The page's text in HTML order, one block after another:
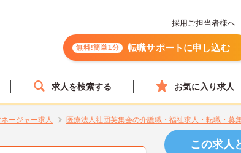
採用ご担当者様へ
無料!簡単1分 転職サポートに申し込む
求人を検索する お気に入り求人
ージャー求人
医療法人社団英集会の介護職・福祉求人・転職・募
この求人